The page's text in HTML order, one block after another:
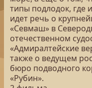
типы подлодок, где
идет речь о
«Севмаш» в
отечественном
«Адмиралтейские
также о ведущем
бюро подводного
«Рубин».